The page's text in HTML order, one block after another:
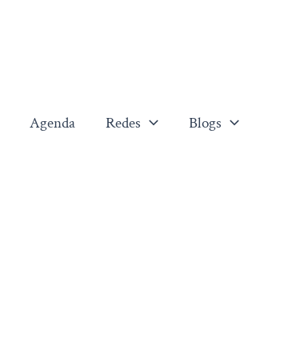
Agenda Redes Blogs